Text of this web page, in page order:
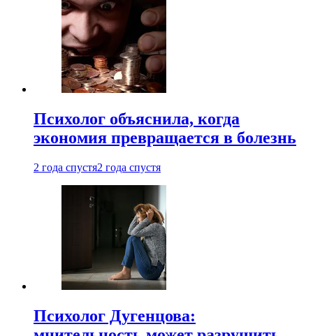
Психолог объяснила, когда
экономия превращается в болезнь
2 года спустя2 года спустя
Психолог Дугенцова: